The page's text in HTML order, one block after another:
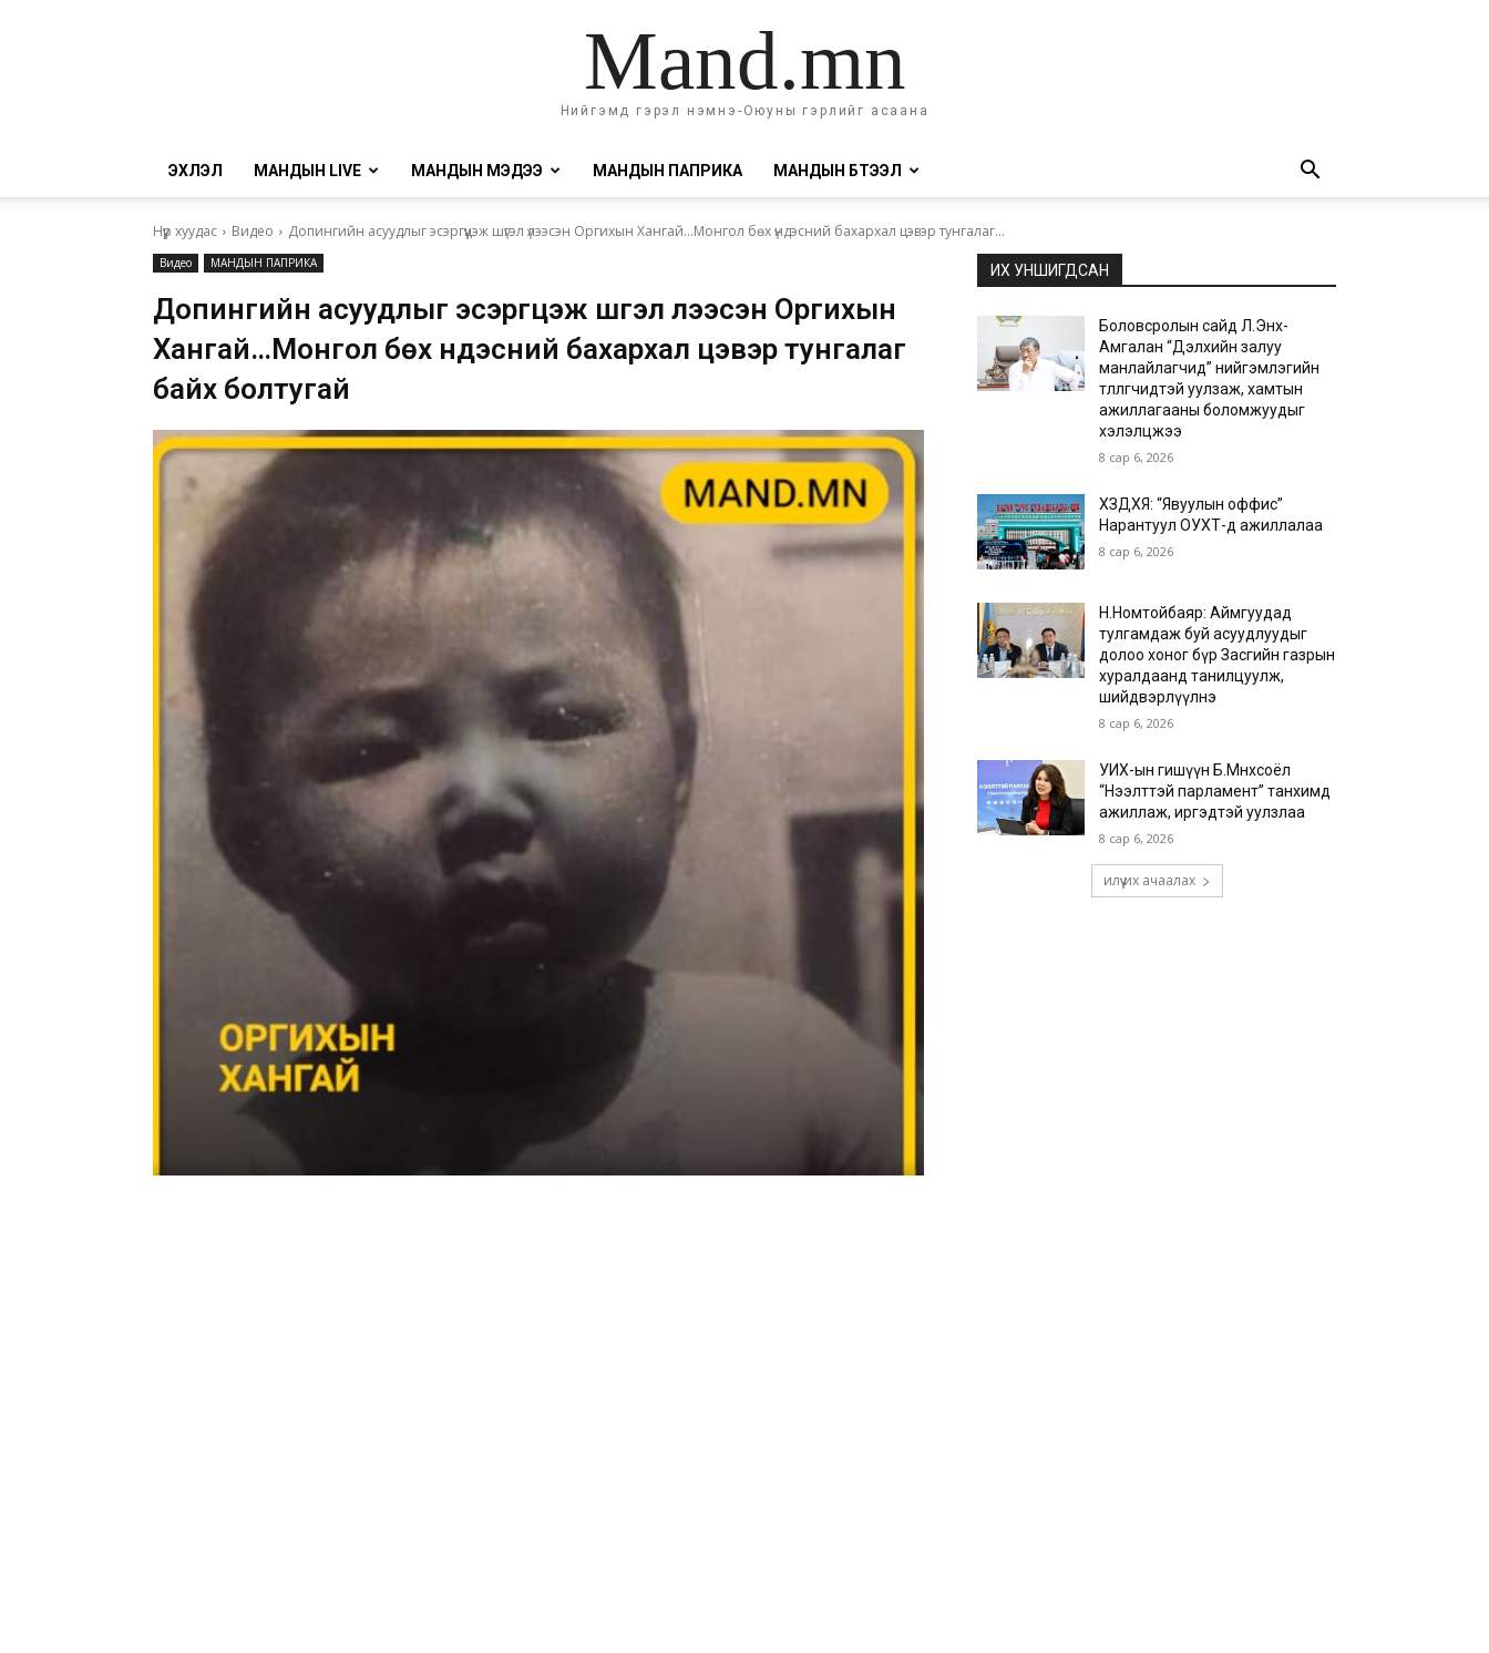
Mand.mn
Нийгэмд гэрэл нэмнэ-Оюуны гэрлийг асаана
ЭХЛЭЛ МАНДЫН LIVE МАНДЫН МЭДЭЭ МАНДЫН ПАПРИКА МАНДЫН БҮТЭЭЛ
Нүүр хуудас Видео Допингийн асуудлыг эсэргүүцэж шүгэл үлээсэн Оргихын Хангай...Монгол бөх үндэсний бахархал цэвэр тунгалаг...
Видео МАНДЫН ПАПРИКА
Допингийн асуудлыг эсэргүүцэж шүгэл үлээсэн Оргихын
Хангай…Монгол бөх үндэсний бахархал цэвэр тунгалаг
байх болтугай
ИХ УНШИГДСАН
Боловсролын сайд Л.Энх-
Амгалан “Дэлхийн залуу
манлайлагчид” нийгэмлэгийн
төлөөлөгчидтэй уулзаж, хамтын
ажиллагааны боломжуудыг
хэлэлцжээ
8 сар 6, 2026
ХЗДХЯ: “Явуулын оффис”
Нарантуул ОУХТ-д ажиллалаа
8 сар 6, 2026
Н.Номтойбаяр: Аймгуудад
тулгамдаж буй асуудлуудыг
долоо хоног бүр Засгийн газрын
хуралдаанд танилцуулж,
шийдвэрлүүлнэ
8 сар 6, 2026
УИХ-ын гишүүн Б.Мөнхсоёл
“Нээлттэй парламент” танхимд
ажиллаж, иргэдтэй уулзлаа
8 сар 6, 2026
илүү их ачаалах